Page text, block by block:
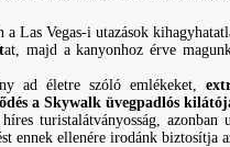
a Las Vegas-i utazások
at, majd a kanyonhoz érve
ad életre szóló emlékeket,
a Skywalk üvegpadlós
turistalátványosság, azonban
ennek ellenére irodánk biztosítja